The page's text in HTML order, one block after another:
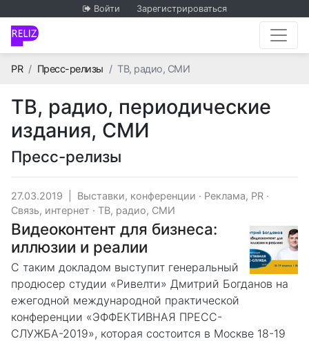
Войти Зарегистрироваться
PRГлавная
Пресс-релизы ТВ, радио, СМИ
ТВ, радио, периодические
издания, СМИ
Пресс-релизы
27.03.2019 Выставки, конференции · Реклама, PR ·
Связь, интернет · ТВ, радио, СМИ
Видеоконтент для бизнеса:
иллюзии и реалии
С таким докладом выступит генеральный
продюсер студии «Ривелти» Дмитрий Богданов на
ежегодной международной практической
конференции «ЭФФЕКТИВНАЯ ПРЕСС-
СЛУЖБА-2019», которая состоится в Москве 18-19